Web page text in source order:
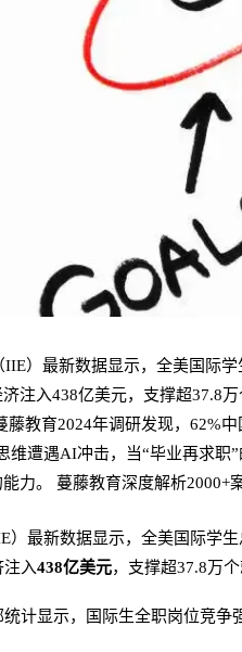
）最新数据显示，全美国际
注入438亿美元，支撑超
藤教育2024年调研发现，62%
维遭遇AI冲击，当“毕业再求
力。 蔓藤教育深度解析2000+
）最新数据显示，全美国际学
入438亿美元，支撑超37.8万
统计显示，国际生全职岗位竞争